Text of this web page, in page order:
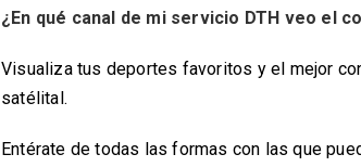
¿En qué canal de mi servicio DTH veo el
Visualiza tus deportes favoritos y el mejor
satélital.
Entérate de todas las formas con las que